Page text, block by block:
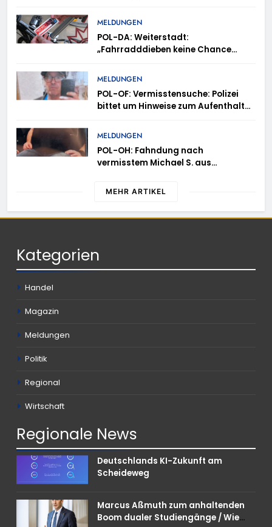
MELDUNGEN
POL-DA: Weiterstadt:
„Fahrradddieben keine Chance
Anmeldung erforderlich
MELDUNGEN
POL-OF: Vermisstensuche: Polizei
bittet um Hinweise zum Aufenthalt
MELDUNGEN
POL-OH: Fahndung nach
vermisstem Michael S. aus
MEHR ARTIKEL
Kategorien
Handel
Magazin
Meldungen
Politik
Regional
Wirtschaft
Regionale News
Deutschlands KI-Zukunft am
Scheideweg
Marcus Aßmuth zum anhaltenden
Boom dualer Studiengänge / Wie